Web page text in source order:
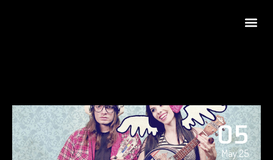
05
May 25